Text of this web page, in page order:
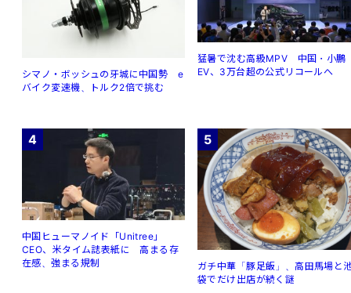
シマノ・ボッシュの牙城に中国勢 e
バイク変速機、トルク2倍で挑む
猛暑で沈む高級MPV 中国・小鵬
EV、3万台超の公式リコールへ
4
中国ヒューマノイド「Unitree」
CEO、米タイム誌表紙に 高まる存
在感、強まる規制
5
ガチ中華「豚足飯」、高田馬場と
袋でだけ出店が続く謎